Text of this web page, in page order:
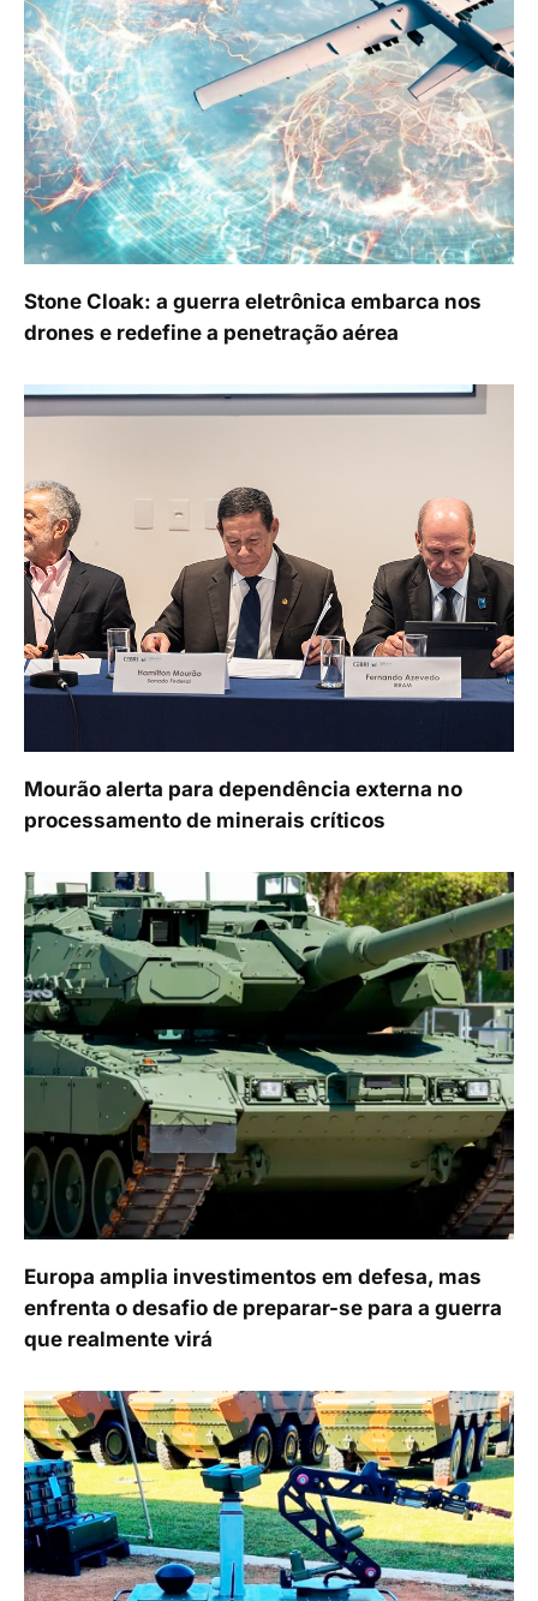
Stone Cloak: a guerra eletrônica embarca nos
drones e redefine a penetração aérea
Mourão alerta para dependência externa no
processamento de minerais críticos
Europa amplia investimentos em defesa, mas
enfrenta o desafio de preparar-se para a guerra
que realmente virá